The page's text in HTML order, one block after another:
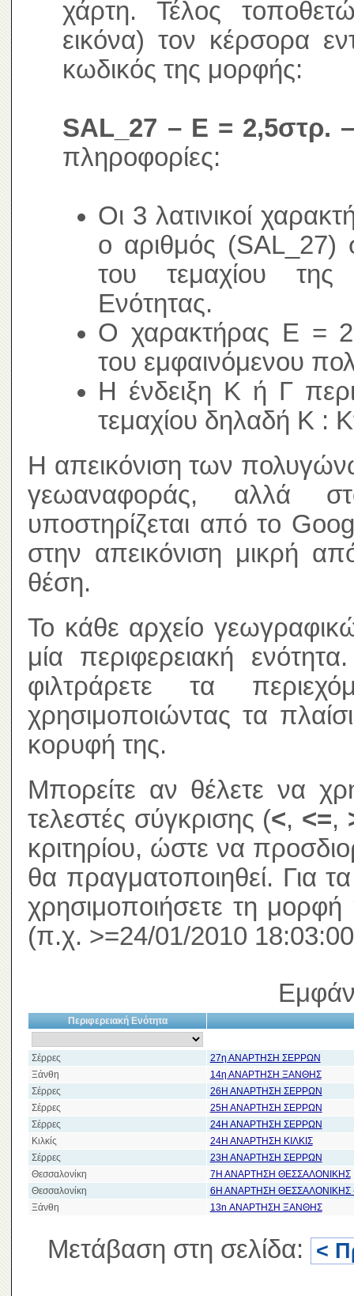
χάρτη. Τέλος
εικόνα) τον κέρσορα
κωδικός της μορφής:
SAL_27 – E = 2,5στρ.
πληροφορίες:
Οι 3 λατινικοί
ο αριθμός (SAL_27)
του τεμαχίου της
Ενότητας.
Ο χαρακτήρας Ε =
του εμφαινόμενου
Η ένδειξη Κ ή Γ
τεμαχίου δηλαδή Κ :
Η απεικόνιση των
γεωαναφοράς, αλλά
υποστηρίζεται από το
στην απεικόνιση μικρή
θέση.
Το κάθε αρχείο
μία περιφερειακή
φιλτράρετε τα
χρησιμοποιώντας τα
κορυφή της.
Μπορείτε αν θέλετε να
τελεστές σύγκρισης (<, <=,
κριτηρίου, ώστε να
θα πραγματοποιηθεί. Για
χρησιμοποιήσετε τη
(π.χ. >=24/01/2010
Περιφερειακή Ενότητα
Σέρρες
27η ΑΝΑΡΤΗΣΗ ΣΕΡΡΩΝ
Ξάνθη
14η ΑΝΑΡΤΗΣΗ ΞΑΝΘΗΣ
Σέρρες
26Η ΑΝΑΡΤΗΣΗ ΣΕΡΡΩΝ
Σέρρες
25Η ΑΝΑΡΤΗΣΗ ΣΕΡΡΩΝ
Σέρρες
24Η ΑΝΑΡΤΗΣΗ ΣΕΡΡΩΝ
Κιλκίς
24Η ΑΝΑΡΤΗΣΗ ΚΙΛΚΙΣ
Σέρρες
23Η ΑΝΑΡΤΗΣΗ ΣΕΡΡΩΝ
Θεσσαλονίκη
7Η ΑΝΑΡΤΗΣΗ ΘΕΣΣΑΛΟΝΙΚΗΣ
Θεσσαλονίκη
6Η ΑΝΑΡΤΗΣΗ
Ξάνθη
13n ΑΝΑΡΤΗΣΗ ΞΑΝΘΗΣ
Μετάβαση στη σελίδα: <